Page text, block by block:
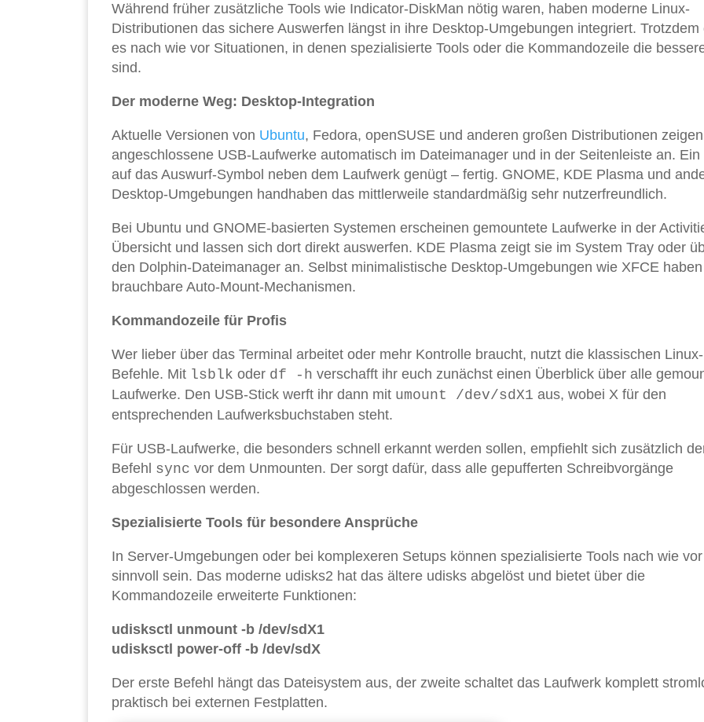
Während früher zusätzliche Tools wie Indicator-DiskMan nötig waren, haben moderne Linux-
Distributionen das sichere Auswerfen längst in ihre Desktop-Umgebungen integriert. Trotzdem
es nach wie vor Situationen, in denen spezialisierte Tools oder die Kommandozeile die
sind.
Der moderne Weg: Desktop-Integration
Aktuelle Versionen von Ubuntu, Fedora, openSUSE und anderen großen Distributionen zeigen
angeschlossene USB-Laufwerke automatisch im Dateimanager und in der Seitenleiste an. Ein
auf das Auswurf-Symbol neben dem Laufwerk genügt – fertig. GNOME, KDE Plasma und
Desktop-Umgebungen handhaben das mittlerweile standardmäßig sehr nutzerfreundlich.
Bei Ubuntu und GNOME-basierten Systemen erscheinen gemountete Laufwerke in der
Übersicht und lassen sich dort direkt auswerfen. KDE Plasma zeigt sie im System Tray oder
den Dolphin-Dateimanager an. Selbst minimalistische Desktop-Umgebungen wie XFCE
brauchbare Auto-Mount-Mechanismen.
Kommandozeile für Profis
Wer lieber über das Terminal arbeitet oder mehr Kontrolle braucht, nutzt die klassischen Linux-
Befehle. Mit lsblk oder df -h verschafft ihr euch zunächst einen Überblick über alle
Laufwerke. Den USB-Stick werft ihr dann mit umount /dev/sdX1 aus, wobei X für den
entsprechenden Laufwerksbuchstaben steht.
Für USB-Laufwerke, die besonders schnell erkannt werden sollen, empfiehlt sich zusätzlich
Befehl sync vor dem Unmounten. Der sorgt dafür, dass alle gepufferten Schreibvorgänge
abgeschlossen werden.
Spezialisierte Tools für besondere Ansprüche
In Server-Umgebungen oder bei komplexeren Setups können spezialisierte Tools nach wie vor
sinnvoll sein. Das moderne udisks2 hat das ältere udisks abgelöst und bietet über die
Kommandozeile erweiterte Funktionen:
udisksctl unmount -b /dev/sdX1
udisksctl power-off -b /dev/sdX
Der erste Befehl hängt das Dateisystem aus, der zweite schaltet das Laufwerk komplett
praktisch bei externen Festplatten.